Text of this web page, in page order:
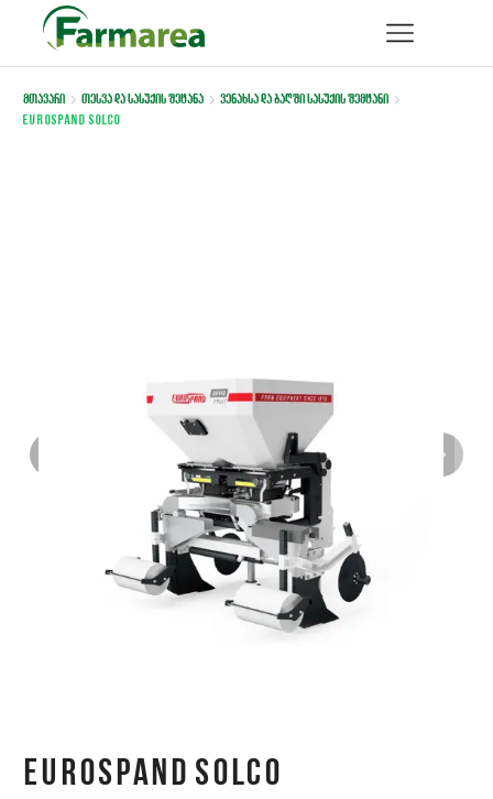
მთავარი თესვა და სასუქის შეტანა
ვენახსა და ბაღში სასუქის შემტანი
EUROSPAND SOLCO
EUROSPAND SOLCO